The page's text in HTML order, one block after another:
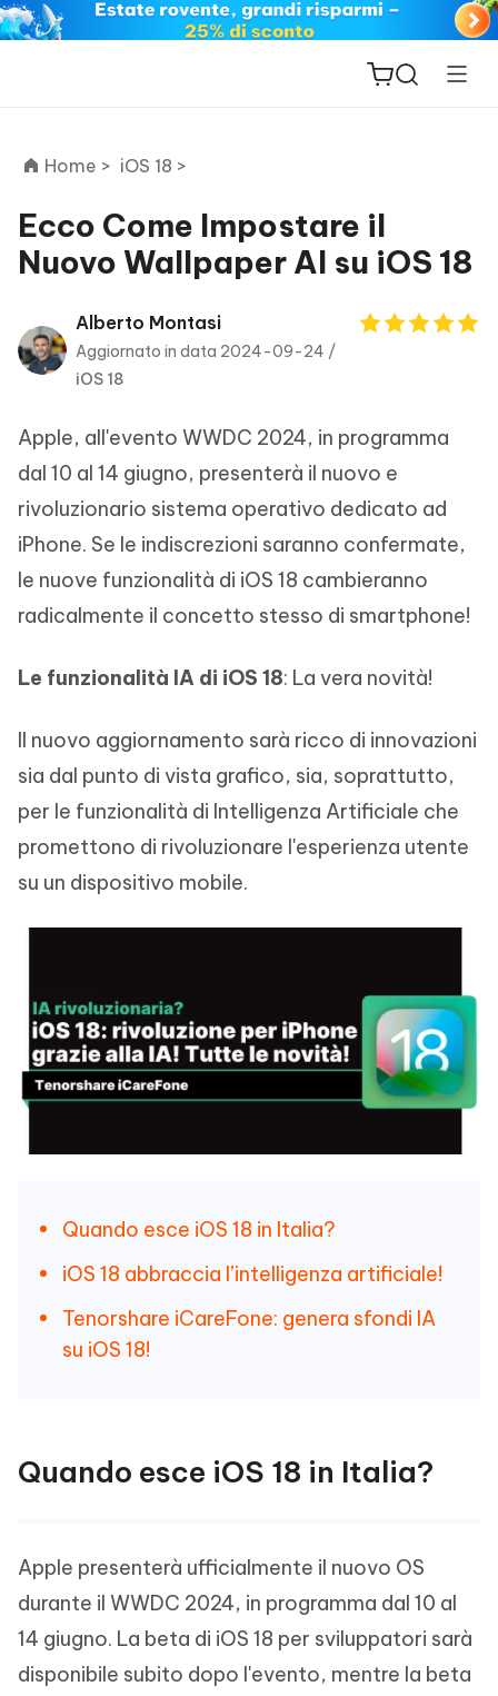
ReiBoot
PDNob
PDF
iAnyGo
Home > iOS 18 >
Ecco Come Impostare il
Nuovo Wallpaper AI su iOS 18
Alberto Montasi
Aggiornato in data 2024-09-24 /
iOS 18
Apple, all'evento WWDC 2024, in programma
dal 10 al 14 giugno, presenterà il nuovo e
rivoluzionario sistema operativo dedicato ad
iPhone. Se le indiscrezioni saranno confermate,
le nuove funzionalità di iOS 18 cambieranno
radicalmente il concetto stesso di smartphone!
Le funzionalità IA di iOS 18: La vera novità!
Il nuovo aggiornamento sarà ricco di innovazioni
sia dal punto di vista grafico, sia, soprattutto,
per le funzionalità di Intelligenza Artificiale che
promettono di rivoluzionare l'esperienza utente
su un dispositivo mobile.
Quando esce iOS 18 in Italia?
iOS 18 abbraccia l’intelligenza artificiale!
Tenorshare iCareFone: genera sfondi IA
su iOS 18!
Quando esce iOS 18 in Italia?
Apple presenterà ufficialmente il nuovo OS
durante il WWDC 2024, in programma dal 10 al
14 giugno. La beta di iOS 18 per sviluppatori sarà
disponibile subito dopo l'evento, mentre la beta